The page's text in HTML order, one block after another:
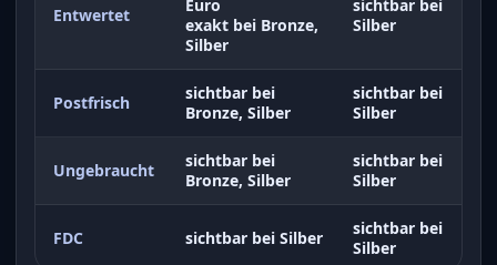
Entwertet
Euro
exakt bei Bronze,
Silber
sichtbar bei
Silber
Postfrisch
sichtbar bei
Bronze, Silber
sichtbar bei
Silber
Ungebraucht
sichtbar bei
Bronze, Silber
sichtbar bei
Silber
FDC sichtbar bei Silber
sichtbar bei
Silber